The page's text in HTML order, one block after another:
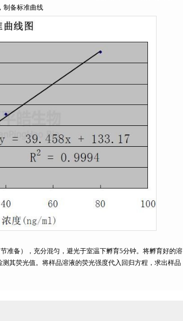
制备标准曲线
备），充分混匀，避光于室温下孵育5分钟。将孵育好的溶
其荧光值。将样品溶液的荧光强度代入回归方程，求出样品